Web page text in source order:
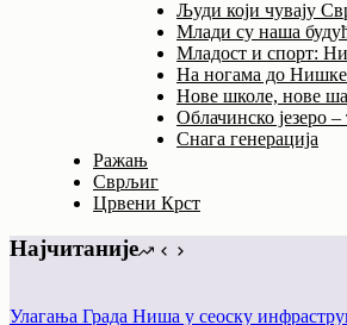
Људи који чувају
Млади су наша
Младост и спорт:
На ногама до Нишке
Нове школе, нове
Облачинско језеро
Снага генерација
Ражањ
Сврљиг
Црвени Крст
Најчитаније
Улагања Града Ниша у сеоску